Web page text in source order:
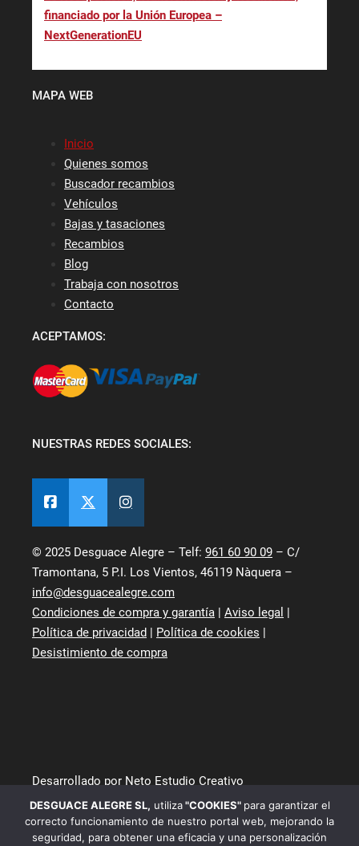
financiado por la Unión Europea –
NextGenerationEU
MAPA WEB
Inicio
Quienes somos
Buscador recambios
Vehículos
Bajas y tasaciones
Recambios
Blog
Trabaja con nosotros
Contacto
ACEPTAMOS:
NUESTRAS REDES SOCIALES:
© 2025 Desguace Alegre – Telf: 961 60 90 09 – C/
Tramontana, 5 P.I. Los Vientos, 46119 Nàquera –
info@desguacealegre.com
Condiciones de compra y garantía | Aviso legal |
Política de privacidad | Política de cookies |
Desistimiento de compra
Desarrollado por Neto Estudio Creativo
DESGUACE ALEGRE SL, utiliza"COOKIES" para garantizar el
correcto funcionamiento de nuestro portal web, mejorando la
seguridad, para obtener una eficacia y una personalización